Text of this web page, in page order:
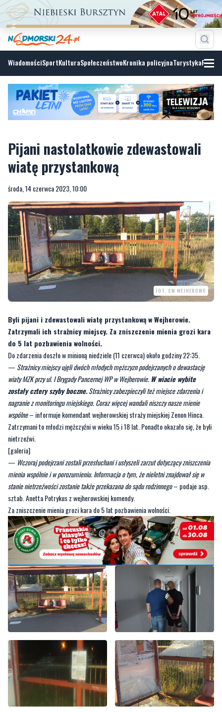
WiadomościSportKulturaSpołeczeństwoKronika policyjnaTurystyka
Pijani nastolatkowie zdewastowali
środa, 14 czerwca 2023, 10:00
FOT. SM WEJHEROWO
Byli pijani i zdewastowali wiatę przystankową w Wejherowie.
Zatrzymali ich strażnicy miejscy. Za zniszczenie mienia grozi kara
Do zdarzenia doszło w minioną niedziele (11 czerwca) około godziny 22:35.
—Strażnicy miejscy ujęli dwóch młodych mężczyzn podejrzanych o dewastację
wiaty MZK przy ul. I Brygady Pancernej WP w Wejherowie.
zostały cztery szyby boczne. Strażnicy zabezpieczyli też miejsce zdarzenia i
nagranie z monitoringu miejskiego. Coraz więcej wandali niszczy nasze mienie
wspólne– informuje komendant wejherowskiej straży miejskiej Zenon Hinca.
Zatrzymani to młodzi mężczyźni w wieku 15 i 18 lat. Ponadto okazało się, że byli
nietrzeźwi.
[galeria]
—Wczoraj podejrzani zostali przesłuchani i usłyszeli zarzut dotyczący zniszczenia
mienia wspólnie i w porozumieniu. Informacja o tym, że nieletni znajdował się w
stanie nietrzeźwości zostanie także przekazana do sądu rodzinnego
sztab. Anetta Potrykus z wejherowskiej komendy.
Za zniszczenie mienia grozi kara do 5 lat pozbawienia wolności.